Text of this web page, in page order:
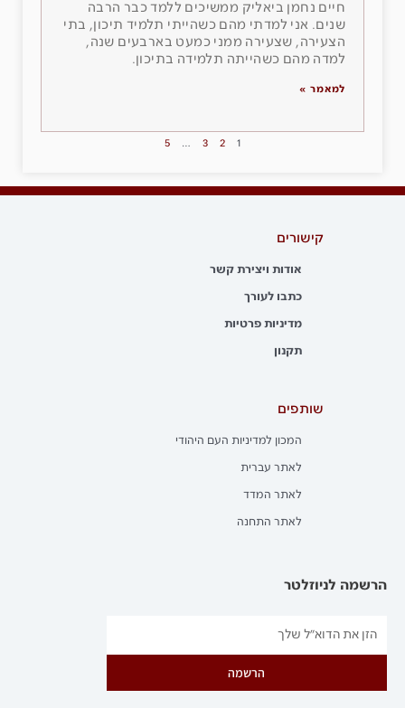
חיים נחמן ביאליק ממשיכים ללמד כבר הרבה
שנים. אני למדתי מהם כשהייתי תלמיד תיכון, בתי
הצעירה, שצעירה ממני כמעט בארבעים שנה,
למדה מהם כשהייתה תלמידה בתיכון.
למאמר »
1
2
3
…
5
קישורים
אודות ויצירת קשר
כתבו לעורך
מדיניות פרטיות
תקנון
שותפים
המכון למדיניות העם היהודי
לאתר עברית
לאתר המדד
לאתר התחנה
הרשמה לניוזלטר
הרשמה